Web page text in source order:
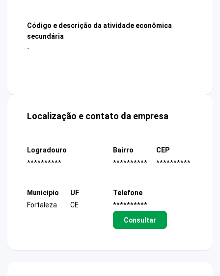
Código e descrição da atividade econômica
secundária
-
Localização e contato da empresa
Logradouro
**********
Bairro
**********
CEP
**********
Município
Fortaleza
UF
CE
Telefone
**********
Consultar